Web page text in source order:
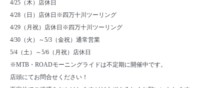
4/25（木）店休日
4/28（日）店休日※四万十川ツーリング
4/29（月祝）店休日※四万十川ツーリング
4/30（火）～5/3（金祝）通常営業
5/4（土）～5/6（月祝）店休日
※MTB・ROADモーニングライドは不定期に開催中です。
店頭にてお問合せください！